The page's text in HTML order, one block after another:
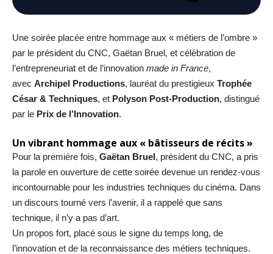
Une soirée placée entre hommage aux « métiers de l’ombre »
par le président du CNC, Gaëtan Bruel, et célébration de
l’entrepreneuriat et de l’innovation made in France,
avec Archipel Productions, lauréat du prestigieux Trophée
César & Techniques, et Polyson Post-Production, distingué
par le Prix de l’Innovation.
Un vibrant hommage aux « bâtisseurs de récits »
Pour la première fois, Gaëtan Bruel, président du CNC, a pris
la parole en ouverture de cette soirée devenue un rendez-vous
incontournable pour les industries techniques du cinéma. Dans
un discours tourné vers l’avenir, il a rappelé que sans
technique, il n’y a pas d’art.
Un propos fort, placé sous le signe du temps long, de
l’innovation et de la reconnaissance des métiers techniques.